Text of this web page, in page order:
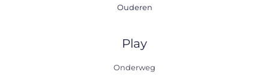
Ouderen
Play
Onderweg